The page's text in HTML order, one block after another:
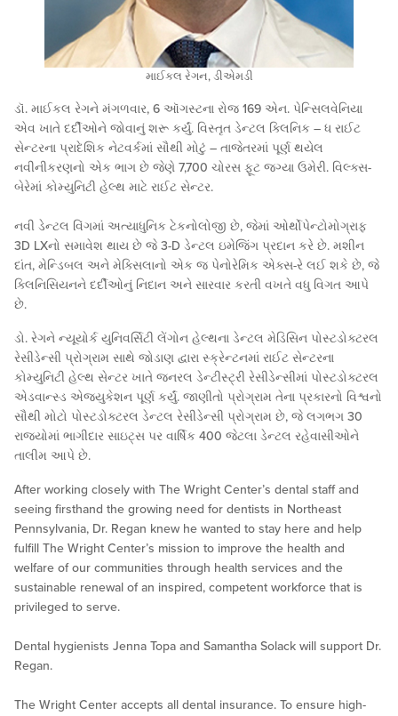
માઈકલ રેગન, ડીએમડી
ડૉ. માઈકલ રેગને મંગળવાર, 6 ઑગસ્ટના રોજ 169 એન. પેન્સિલવેનિયા
એવ ખાતે દર્દીઓને જોવાનું શરૂ કર્યું. વિસ્તૃત ડેન્ટલ ક્લિનિક – ધ રાઈટ
સેન્ટરના પ્રાદેશિક નેટવર્કમાં સૌથી મોટું – તાજેતરમાં પૂર્ણ થયેલ
નવીનીકરણનો એક ભાગ છે જેણે 7,700 ચોરસ ફૂટ જગ્યા ઉમેરી. વિલ્ક્સ-
બેરેમાં કોમ્યુનિટી હેલ્થ માટે રાઈટ સેન્ટર.
નવી ડેન્ટલ વિંગમાં અત્યાધુનિક ટેકનોલોજી છે, જેમાં ઓર્થોપેન્ટોમોગ્રાફ
3D LXનો સમાવેશ થાય છે જે 3-D ડેન્ટલ ઇમેજિંગ પ્રદાન કરે છે. મશીન
દાંત, મેન્ડિબલ અને મેક્સિલાનો એક જ પેનોરેમિક એક્સ-રે લઈ શકે છે, જે
ક્લિનિસિયનને દર્દીઓનું નિદાન અને સારવાર કરતી વખતે વધુ વિગત આપે
છે.
ડો. રેગને ન્યૂયોર્ક યુનિવર્સિટી લેંગોન હેલ્થના ડેન્ટલ મેડિસિન પોસ્ટડોક્ટરલ
રેસીડેન્સી પ્રોગ્રામ સાથે જોડાણ દ્વારા સ્ક્રેન્ટનમાં રાઈટ સેન્ટરના
કોમ્યુનિટી હેલ્થ સેન્ટર ખાતે જનરલ ડેન્ટીસ્ટ્રી રેસીડેન્સીમાં પોસ્ટડોક્ટરલ
એડવાન્સ્ડ એજ્યુકેશન પૂર્ણ કર્યું. જાણીતો પ્રોગ્રામ તેના પ્રકારનો વિશ્વનો
સૌથી મોટો પોસ્ટડોક્ટરલ ડેન્ટલ રેસીડેન્સી પ્રોગ્રામ છે, જે લગભગ 30
રાજ્યોમાં ભાગીદાર સાઇટ્સ પર વાર્ષિક 400 જેટલા ડેન્ટલ રહેવાસીઓને
તાલીમ આપે છે.
After working closely with The Wright Center’s dental staff and
seeing firsthand the growing need for dentists in Northeast
Pennsylvania, Dr. Regan knew he wanted to stay here and help
fulfill The Wright Center’s mission to improve the health and
welfare of our communities through health services and the
sustainable renewal of an inspired, competent workforce that is
privileged to serve.
Dental hygienists Jenna Topa and Samantha Solack will support Dr.
Regan.
The Wright Center accepts all dental insurance. To ensure high-